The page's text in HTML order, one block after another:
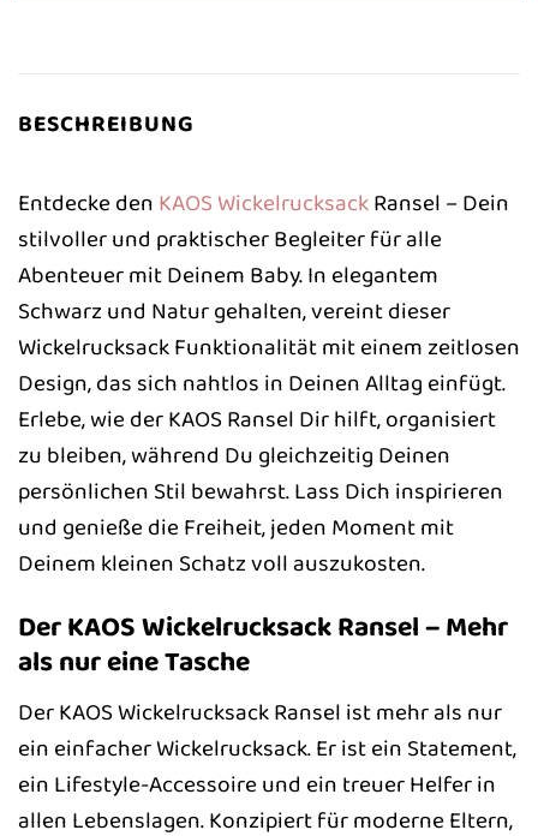
BESCHREIBUNG
Entdecke den KAOS WickelrucksackRansel – Dein
stilvoller und praktischer Begleiter für alle
Abenteuer mit Deinem Baby. In elegantem
Schwarz und Natur gehalten, vereint dieser
Wickelrucksack Funktionalität mit einem zeitlosen
Design, das sich nahtlos in Deinen Alltag einfügt.
Erlebe, wie der KAOS Ransel Dir hilft, organisiert
zu bleiben, während Du gleichzeitig Deinen
persönlichen Stil bewahrst. Lass Dich inspirieren
und genieße die Freiheit, jeden Moment mit
Deinem kleinen Schatz voll auszukosten.
Der KAOS Wickelrucksack Ransel – Mehr
als nur eine Tasche
Der KAOS Wickelrucksack Ransel ist mehr als nur
ein einfacher Wickelrucksack. Er ist ein Statement,
ein Lifestyle-Accessoire und ein treuer Helfer in
allen Lebenslagen. Konzipiert für moderne Eltern,